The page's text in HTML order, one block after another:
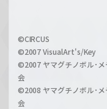
a
r
z
©CIRCUS
©2007 VisualArt's/Key
©2007 ヤマグチノボル･メ
会
©2008 ヤマグチノボル･メ
会